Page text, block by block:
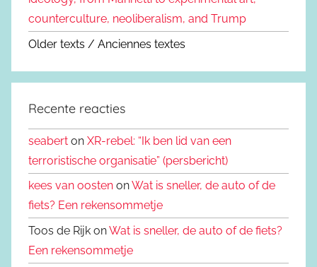
counterculture, neoliberalism, and Trump
Older texts / Anciennes textes
Recente reacties
seabert on XR-rebel: “Ik ben lid van een
terroristische organisatie” (persbericht)
kees van oosten onWat is sneller, de auto of de
fiets? Een rekensommetje
Toos de Rijk onWat is sneller, de auto of de fiets?
Een rekensommetje